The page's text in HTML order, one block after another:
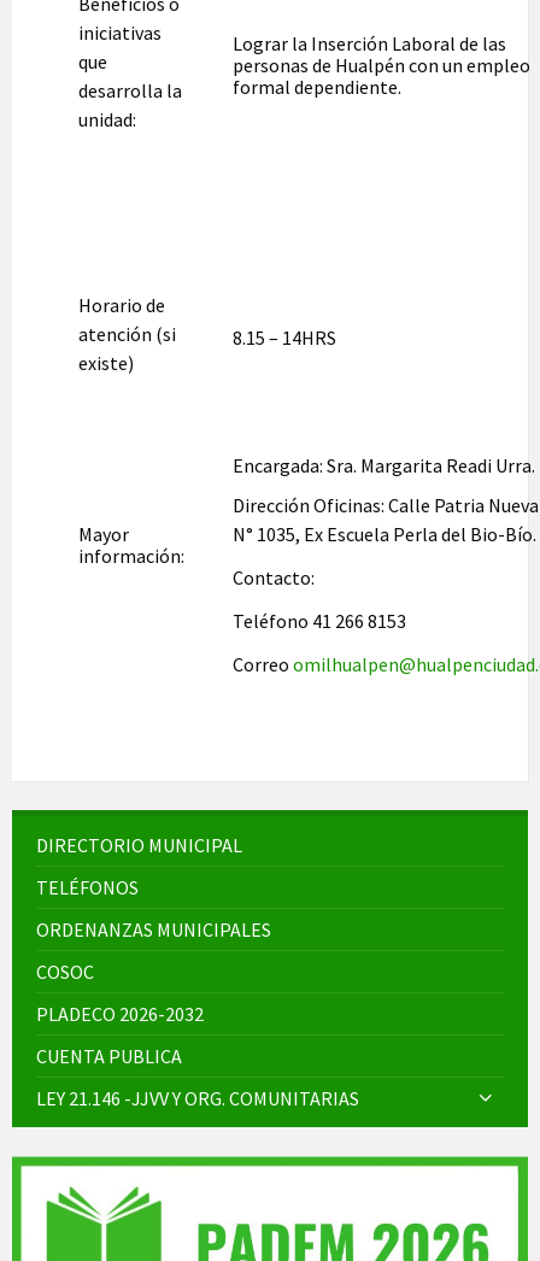
iniciativas
que
desarrolla la
unidad:
Lograr la Inserción Laboral de las
personas de Hualpén con un empleo
formal dependiente.
Horario de
atención (si
existe)
8.15 – 14HRS
Mayor
información:
Encargada: Sra. Margarita Readi Urra.
Dirección Oficinas: Calle Patria Nueva
N° 1035, Ex Escuela Perla del Bio-Bío.
Contacto:
Teléfono 41 266 8153
Correo
DIRECTORIO MUNICIPAL
TELÉFONOS
ORDENANZAS MUNICIPALES
COSOC
PLADECO 2026-2032
CUENTA PUBLICA
LEY 21.146 -JJVV Y ORG. COMUNITARIAS